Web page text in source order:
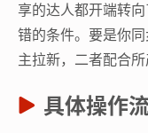
享的达人都开端转
错的条件。要是你
主拉新，二者配合所
具体操作